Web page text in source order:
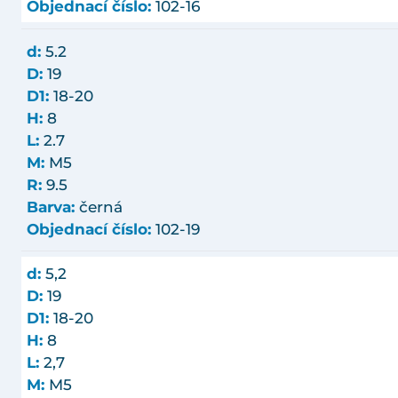
Objednací číslo: 102-16
d: 5.2
D: 19
D1: 18-20
H: 8
L: 2.7
M: M5
R: 9.5
Barva: černá
Objednací číslo: 102-19
d: 5,2
D: 19
D1: 18-20
H: 8
L: 2,7
M: M5